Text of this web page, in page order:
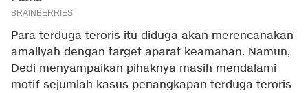
Para terduga teroris itu diduga akan merencanakan
amaliyah dengan target aparat keamanan. Namun,
Dedi menyampaikan pihaknya masih mendalami
motif sejumlah kasus penangkapan terduga teroris